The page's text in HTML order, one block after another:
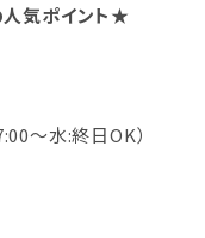
気ポイント★
～水:終日OK）